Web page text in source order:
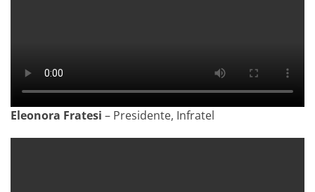
Eleonora Fratesi – Presidente, Infratel